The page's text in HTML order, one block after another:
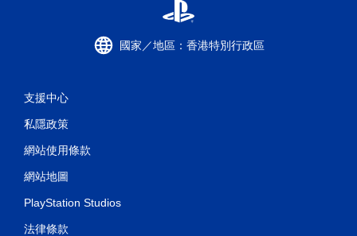
國家／地區：香港特別行政區
支援中心
私隱政策
網站使用條款
網站地圖
PlayStation Studios
法律條款